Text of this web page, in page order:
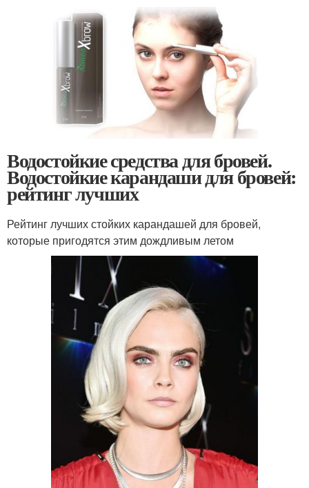
Водостойкие средства для бровей.
Водостойкие карандаши для бровей:
рейтинг лучших
Рейтинг лучших стойких карандашей для бровей,
которые пригодятся этим дождливым летом